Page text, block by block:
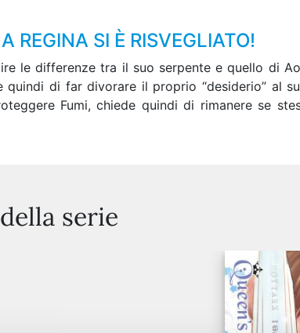
REGINA SI È RISVEGLIATO!
le differenze tra il suo serpente e quello di
quindi di far divorare il proprio “desiderio” al
Fumi, chiede quindi di rimanere se
serie